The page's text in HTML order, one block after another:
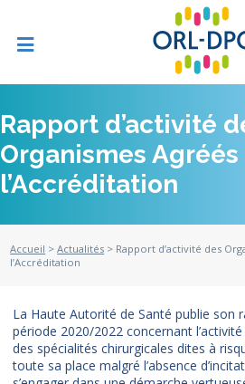
Rapport d’activité
Organismes
l’Accréditation
Accueil >Actualités > Rapport d’activité des
l’Accréditation
La Haute Autorité de Santé publie son
période 2020/2022 concernant
des spécialités chirurgicales dites à
toute sa place malgré l’absence